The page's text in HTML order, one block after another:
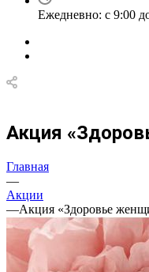
Ежедневно: с 9:00
Акция
Главная
—
Акции
—Акция «Здоровье